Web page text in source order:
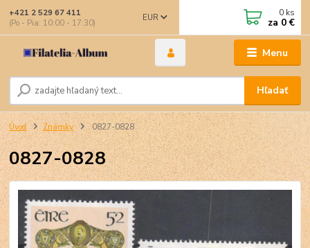
Menu
EUR
Hľadať
+421 2 529 67 411
(Po - Pia: 10:00 - 17:30)
0 ks
za 0 €
Úvod Známky 0827-0828
0827-0828